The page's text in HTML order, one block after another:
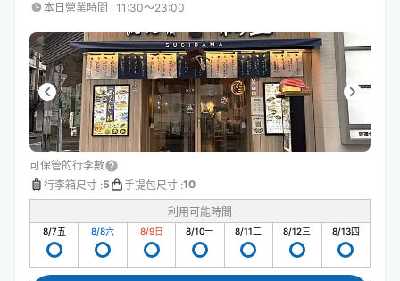
本日營業時間 : 11:30〜23:00
可保管的行李數
行李箱尺寸 :5 手提包尺寸 :10
利用可能時間
8/7五 8/8六 8/9日 8/10一 8/11二 8/12三 8/13四